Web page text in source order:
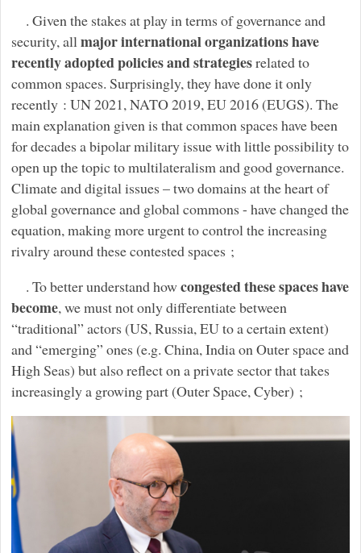
. Given the stakes at play in terms of governance and
security, allmajor international organizations have
recently adopted policies and strategiesrelated to
common spaces. Surprisingly, they have done it only
recently : UN 2021, NATO 2019, EU 2016 (EUGS). The
main explanation given is that common spaces have been
for decades a bipolar military issue with little possibility to
open up the topic to multilateralism and good governance.
Climate and digital issues – two domains at the heart of
global governance and global commons - have changed the
equation, making more urgent to control the increasing
rivalry around these contested spaces ;
. To better understand howcongested these spaces have
become, we must not only differentiate between
“traditional” actors (US, Russia, EU to a certain extent)
and “emerging” ones (e.g. China, India on Outer space and
High Seas) but also reflect on a private sector that takes
increasingly a growing part (Outer Space, Cyber) ;